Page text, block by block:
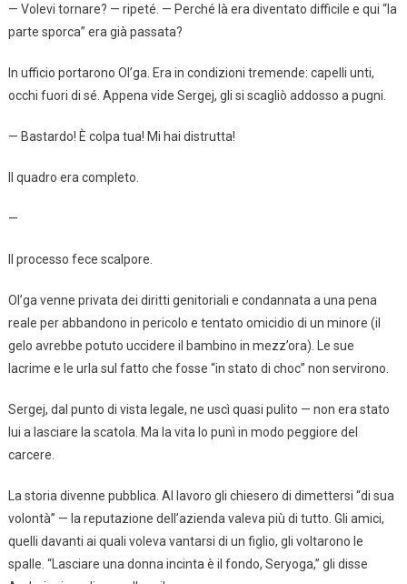
— Volevi tornare? — ripeté. — Perché là era diventato difficile e qui “la
parte sporca” era già passata?
In ufficio portarono Ol’ga. Era in condizioni tremende: capelli unti,
occhi fuori di sé. Appena vide Sergej, gli si scagliò addosso a pugni.
— Bastardo! È colpa tua! Mi hai distrutta!
Il quadro era completo.
—
Il processo fece scalpore.
Ol’ga venne privata dei diritti genitoriali e condannata a una pena
reale per abbandono in pericolo e tentato omicidio di un minore (il
gelo avrebbe potuto uccidere il bambino in mezz’ora). Le sue
lacrime e le urla sul fatto che fosse “in stato di choc” non servirono.
Sergej, dal punto di vista legale, ne uscì quasi pulito — non era stato
lui a lasciare la scatola. Ma la vita lo punì in modo peggiore del
carcere.
La storia divenne pubblica. Al lavoro gli chiesero di dimettersi “di sua
volontà” — la reputazione dell’azienda valeva più di tutto. Gli amici,
quelli davanti ai quali voleva vantarsi di un figlio, gli voltarono le
spalle. “Lasciare una donna incinta è il fondo, Seryoga,” gli disse